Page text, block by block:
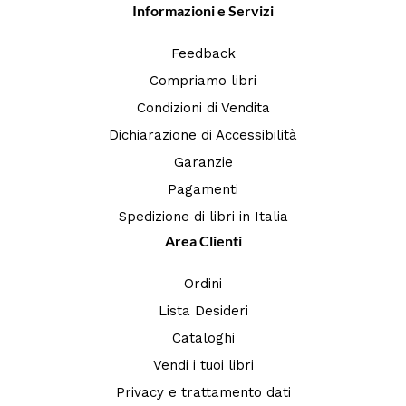
Informazioni e Servizi
Feedback
Compriamo libri
Condizioni di Vendita
Dichiarazione di Accessibilità
Garanzie
Pagamenti
Spedizione di libri in Italia
Area Clienti
Ordini
Lista Desideri
Cataloghi
Vendi i tuoi libri
Privacy e trattamento dati